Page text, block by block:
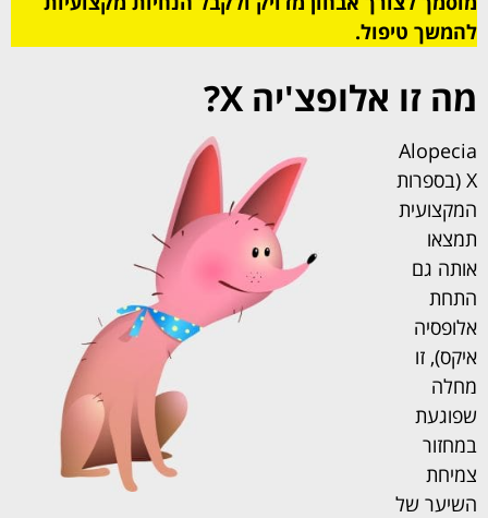
להמשך טיפול.
מה זו אלופצ'יה X
?
Alopecia
X (בספרות
המקצועית
תמצאו
אותה גם
התחת
אלופסיה
איקס), זו
מחלה
שפוגעת
במחזור
צמיחת
השיער של